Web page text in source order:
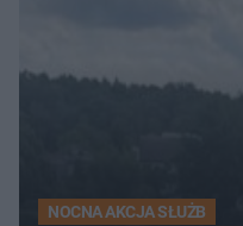
NOCNA AKCJA SŁUŻB